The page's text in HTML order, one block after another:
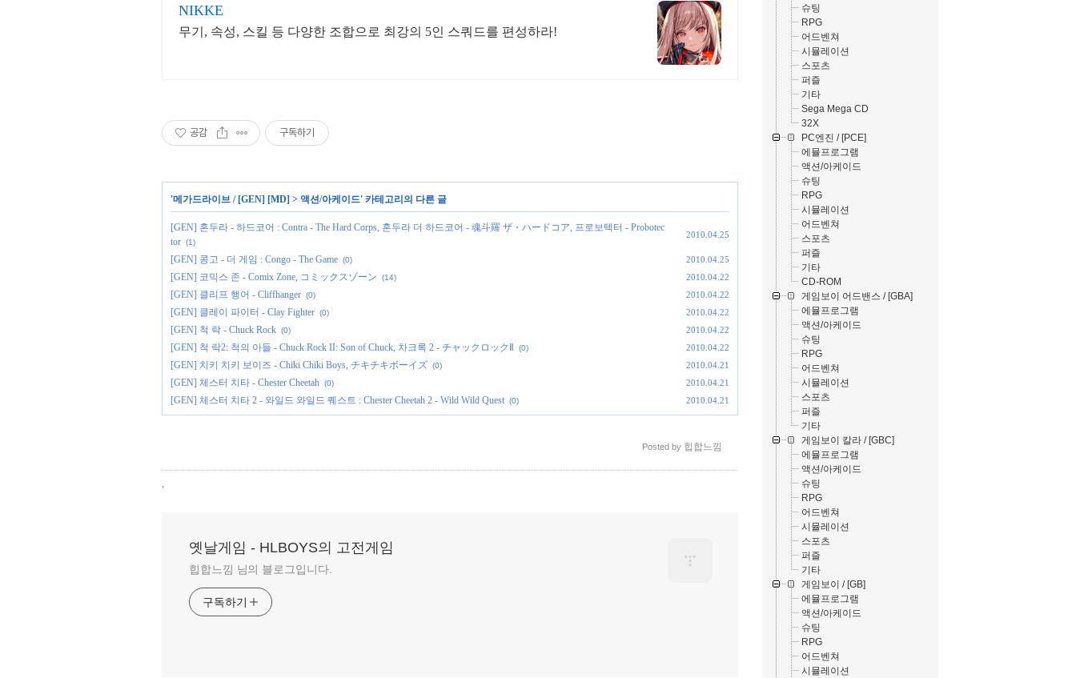
NIKKE
무기, 속성, 스킬 등 다양한 조합으로 최강의 5인 스쿼드를 편성하라!
공감 구독하기
'메가드라이브 / [GEN] [MD] > 액션/아케이드' 카테고리의 다른 글
[GEN] 혼두라 - 하드코어 : Contra - The Hard Corps, 혼두라 더 하드코어 - 魂斗羅 ザ・ハードコア, 프로보텍터 - Probotec
tor (1)
2010.04.25
[GEN] 콩고 - 더 게임 : Congo - The Game (0) 2010.04.25
[GEN] 코믹스 존 - Comix Zone, コミックスゾーン (14) 2010.04.22
[GEN] 클리프 행어 - Cliffhanger (0) 2010.04.22
[GEN] 클레이 파이터 - Clay Fighter (0) 2010.04.22
[GEN] 척 락 - Chuck Rock (0) 2010.04.22
[GEN] 척 락2: 척의 아들 - Chuck Rock II: Son of Chuck, 차크록 2 - チャックロックⅡ (0) 2010.04.22
[GEN] 치키 치키 보이즈 - Chiki Chiki Boys, チキチキボーイズ (0) 2010.04.21
[GEN] 체스터 치타 - Chester Cheetah (0) 2010.04.21
[GEN] 체스터 치타 2 - 와일드 와일드 퀘스트 : Chester Cheetah 2 - Wild Wild Quest (0) 2010.04.21
Posted by 힙합느낌
,
옛날게임 - HLBOYS의 고전게임
힙합느낌 님의 블로그입니다.
구독하기
슈팅
RPG
어드벤쳐
시뮬레이션
스포츠
퍼즐
기타
Sega Mega CD
32X
PC엔진 / [PCE]
에뮬프로그램
액션/아케이드
슈팅
RPG
시뮬레이션
어드벤쳐
스포츠
퍼즐
기타
CD-ROM
게임보이 어드밴스 / [GBA]
에뮬프로그램
액션/아케이드
슈팅
RPG
어드벤쳐
시뮬레이션
스포츠
퍼즐
기타
게임보이 칼라 / [GBC]
에뮬프로그램
액션/아케이드
슈팅
RPG
어드벤쳐
시뮬레이션
스포츠
퍼즐
기타
게임보이 / [GB]
에뮬프로그램
액션/아케이드
슈팅
RPG
어드벤쳐
시뮬레이션